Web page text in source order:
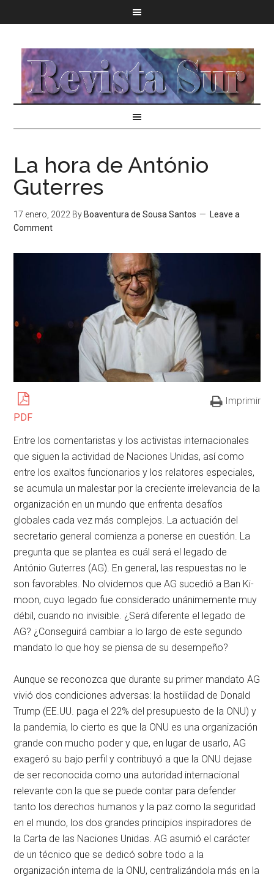
La hora de António
Guterres
17 enero, 2022 By Boaventura de Sousa Santos
Leave a
Comment
PDF
Imprimir
Entre los comentaristas y los activistas internacionales
que siguen la actividad de Naciones Unidas, así como
entre los exaltos funcionarios y los relatores especiales,
se acumula un malestar por la creciente irrelevancia de la
organización en un mundo que enfrenta desafíos
globales cada vez más complejos. La actuación del
secretario general comienza a ponerse en cuestión. La
pregunta que se plantea es cuál será el legado de
António Guterres (AG). En general, las respuestas no le
son favorables. No olvidemos que AG sucedió a Ban Ki-
moon, cuyo legado fue considerado unánimemente muy
débil, cuando no invisible. ¿Será diferente el legado de
AG? ¿Conseguirá cambiar a lo largo de este segundo
mandato lo que hoy se piensa de su desempeño?
Aunque se reconozca que durante su primer mandato AG
vivió dos condiciones adversas: la hostilidad de Donald
Trump (EE.UU. paga el 22% del presupuesto de la ONU) y
la pandemia, lo cierto es que la ONU es una organización
grande con mucho poder y que, en lugar de usarlo, AG
exageró su bajo perfil y contribuyó a que la ONU dejase
de ser reconocida como una autoridad internacional
relevante con la que se puede contar para defender
tanto los derechos humanos y la paz como la seguridad
en el mundo, los dos grandes principios inspiradores de
la Carta de las Naciones Unidas. AG asumió el carácter
de un técnico que se dedicó sobre todo a la
organización interna de la ONU, centralizándola más en la